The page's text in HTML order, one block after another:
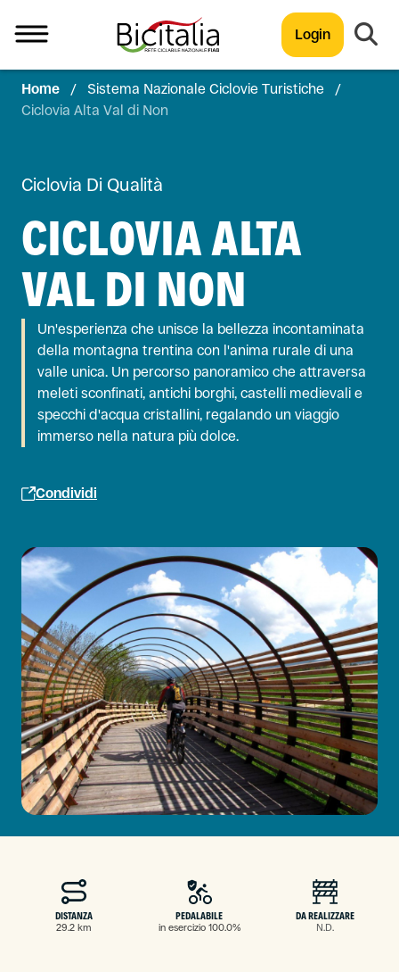
Login
TUTTO
Home / Sistema Nazionale Ciclovie Turistiche
/
Ciclovia Alta Val di Non
Ciclovia Di Qualità
CICLOVIA ALTA
VAL DI NON
Un'esperienza che unisce la bellezza incontaminata
della montagna trentina con l'anima rurale di una
valle unica. Un percorso panoramico che attraversa
meleti sconfinati, antichi borghi, castelli medievali e
specchi d'acqua cristallini, regalando un viaggio
immerso nella natura più dolce.
Condividi
DISTANZA
29.2 km
PEDALABILE
in esercizio 100.0%
DA REALIZZARE
N.D.